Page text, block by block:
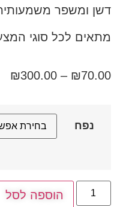
דשן ומשפר
מתאים לכל סוגי
₪70.00
–
₪300.00
נפח
הוספה לסל